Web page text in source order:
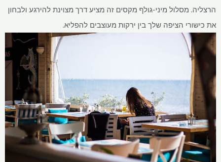
הרצליה. מסלול מיני-גולף מקסים זה מציע דרך מצוינת להירגע ולבחון
את כישורי הציפה שלך בין ירקות מעוצבים להפליא.